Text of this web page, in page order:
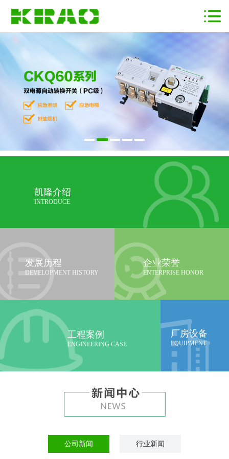
凯隆介绍
INTRODUCE
发展历程
DEVELOPMENT HISTORY
企业荣誉
ENTERPRISE HONOR
工程案例
ENGINEERING CASE
厂房设备
EQUIPMENT
公司新闻 行业新闻